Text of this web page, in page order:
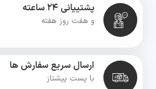
پشتییانی ۲۴ ساعته
و هفت روز هفته
ارسال سریع سفارش ها
با پست پیشتاز